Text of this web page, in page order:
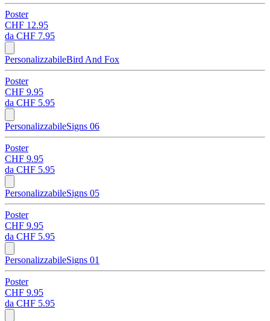
Poster
CHF 12.95
da CHF 7.95
PersonalizzabileBird And Fox
Poster
CHF 9.95
da CHF 5.95
PersonalizzabileSigns 06
Poster
CHF 9.95
da CHF 5.95
PersonalizzabileSigns 05
Poster
CHF 9.95
da CHF 5.95
PersonalizzabileSigns 01
Poster
CHF 9.95
da CHF 5.95